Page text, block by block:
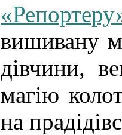
вишивану
дівчини,
магію
на